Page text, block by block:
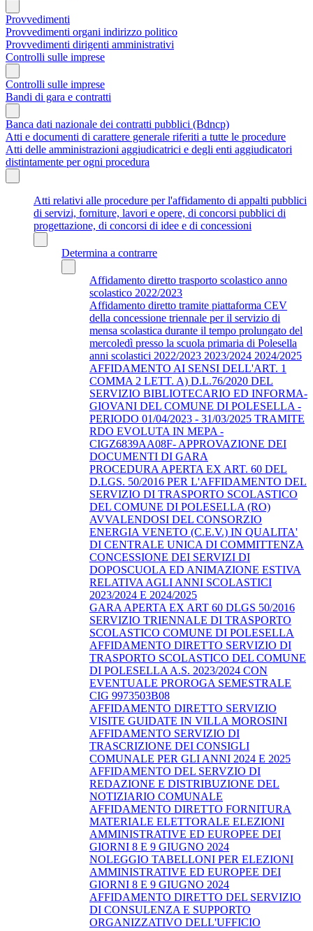
Provvedimenti
Provvedimenti organi indirizzo politico
Provvedimenti dirigenti amministrativi
Controlli sulle imprese
Controlli sulle imprese
Bandi di gara e contratti
Banca dati nazionale dei contratti pubblici (Bdncp)
Atti e documenti di carattere generale riferiti a tutte le procedure
Atti delle amministrazioni aggiudicatrici e degli enti aggiudicatori
distintamente per ogni procedura
Atti relativi alle procedure per l'affidamento di appalti pubblici
di servizi, forniture, lavori e opere, di concorsi pubblici di
progettazione, di concorsi di idee e di concessioni
Determina a contrarre
Affidamento diretto trasporto scolastico anno
scolastico 2022/2023
Affidamento diretto tramite piattaforma CEV
della concessione triennale per il servizio di
mensa scolastica durante il tempo prolungato del
mercoledì presso la scuola primaria di Polesella
anni scolastici 2022/2023 2023/2024 2024/2025
AFFIDAMENTO AI SENSI DELL'ART. 1
COMMA 2 LETT. A) D.L.76/2020 DEL
SERVIZIO BIBLIOTECARIO ED INFORMA-
GIOVANI DEL COMUNE DI POLESELLA -
PERIODO 01/04/2023 - 31/03/2025 TRAMITE
RDO EVOLUTA IN MEPA -
CIGZ6839AA08F- APPROVAZIONE DEI
DOCUMENTI DI GARA
PROCEDURA APERTA EX ART. 60 DEL
D.LGS. 50/2016 PER L'AFFIDAMENTO DEL
SERVIZIO DI TRASPORTO SCOLASTICO
DEL COMUNE DI POLESELLA (RO)
AVVALENDOSI DEL CONSORZIO
ENERGIA VENETO (C.E.V.) IN QUALITA'
DI CENTRALE UNICA DI COMMITTENZA
CONCESSIONE DEI SERVIZI DI
DOPOSCUOLA ED ANIMAZIONE ESTIVA
RELATIVA AGLI ANNI SCOLASTICI
2023/2024 E 2024/2025
GARA APERTA EX ART 60 DLGS 50/2016
SERVIZIO TRIENNALE DI TRASPORTO
SCOLASTICO COMUNE DI POLESELLA
AFFIDAMENTO DIRETTO SERVIZIO DI
TRASPORTO SCOLASTICO DEL COMUNE
DI POLESELLA A.S. 2023/2024 CON
EVENTUALE PROROGA SEMESTRALE
CIG 9973503B08
AFFIDAMENTO DIRETTO SERVIZIO
VISITE GUIDATE IN VILLA MOROSINI
AFFIDAMENTO SERVIZIO DI
TRASCRIZIONE DEI CONSIGLI
COMUNALE PER GLI ANNI 2024 E 2025
AFFIDAMENTO DEL SERVZIO DI
REDAZIONE E DISTRIBUZIONE DEL
NOTIZIARIO COMUNALE
AFFIDAMENTO DIRETTO FORNITURA
MATERIALE ELETTORALE ELEZIONI
AMMINISTRATIVE ED EUROPEE DEI
GIORNI 8 E 9 GIUGNO 2024
NOLEGGIO TABELLONI PER ELEZIONI
AMMINISTRATIVE ED EUROPEE DEI
GIORNI 8 E 9 GIUGNO 2024
AFFIDAMENTO DIRETTO DEL SERVIZIO
DI CONSULENZA E SUPPORTO
ORGANIZZATIVO DELL'UFFICIO